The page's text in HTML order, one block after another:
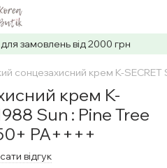
замовлень від 2000 грн
сонцезахисний крем K-
крем K-
Sun : Pine Tree
PA++++
відгук